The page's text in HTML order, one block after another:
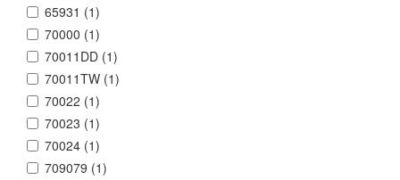
65931 (1)
70000 (1)
70011DD (1)
70011TW (1)
70022 (1)
70023 (1)
70024 (1)
709079 (1)